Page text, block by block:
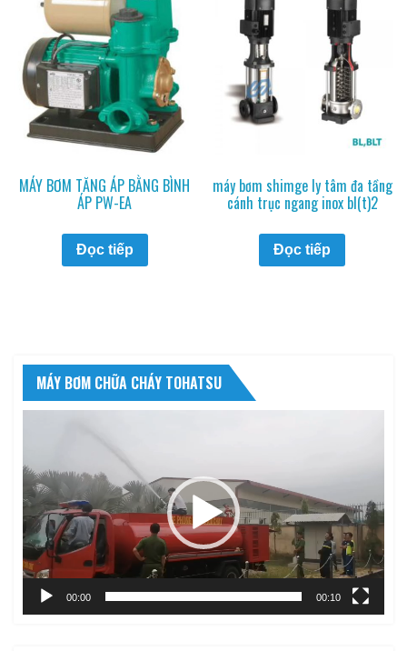
MÁY BƠM TĂNG ÁP BẰNG BÌNH
ÁP PW-EA
Đọc tiếp
máy bơm shimge ly tâm đa tầng
cánh trục ngang inox bl(t)2
Đọc tiếp
MÁY BƠM CHỮA CHÁY TOHATSU
Video
00:00 00:10